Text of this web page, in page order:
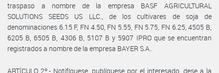
traspaso a nombre de la empresa BASF AGRICULTURAL
SOLUTIONS SEEDS US LLC., de los cultivares de soja de
denominaciones 6.15 F, FN 4.50, FN 5.55, FN 5.75, FN 6.25, 4505 B,
6205 B, 6505 B, 4306 B, 5107 B y 5907 IPRO que se encuentran
registrados a nombre de la empresa BAYER S.A..
ARTÍCULO 2º.- Notifíquese, publíquese por el interesado, dese a la